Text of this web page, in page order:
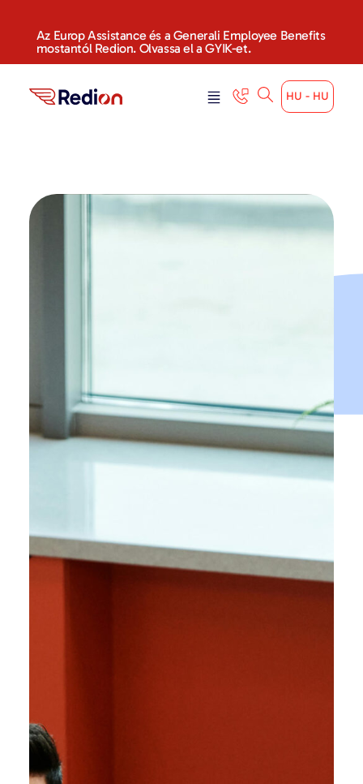
Az Europ Assistance és a Generali Employee Benefits
mostantól Redion. Olvassa el a GYIK-et.
HU - HU